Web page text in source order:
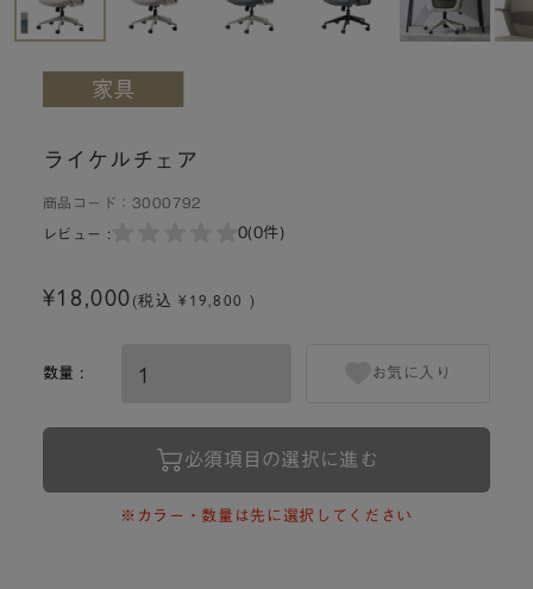
ライケルチェア
商品コード： 3000792
レビュー : 0(0件)
¥18,000(税込 ¥19,800 )
数量 :
必須項目の選択に進む
お気に入り
※カラー・数量は先に選択してください